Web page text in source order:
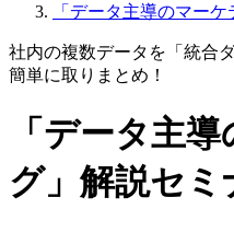
「データ主導のマー
社内の複数データを「統合
簡単に取りまとめ！
「データ主
グ」解説セミ